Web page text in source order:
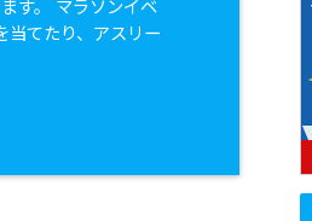
す。 マラソンイベ
当てたり、アスリー